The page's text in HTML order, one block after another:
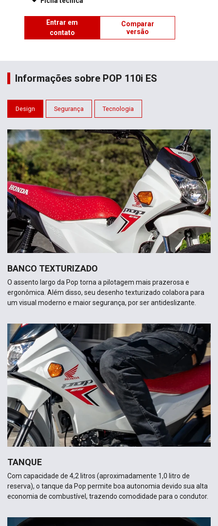
Tecnologia
BANCO TEXTURIZADO
O assento largo da Pop torna a pilotagem mais prazerosa e
ergonômica. Além disso, seu desenho texturizado colabora para
um visual moderno e maior segurança, por ser antideslizante.
TANQUE
Com capacidade de 4,2 litros (aproximadamente 1,0 litro de
reserva), o tanque da Pop permite boa autonomia devido sua alta
economia de combustível, trazendo comodidade para o condutor.